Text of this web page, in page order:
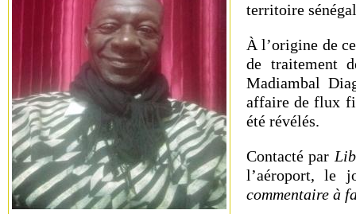
territoire
À l’origine de
de traitement
Madiambal
affaire de flux
été révélés.
Contacté par
l’aéroport, le
commentaire à